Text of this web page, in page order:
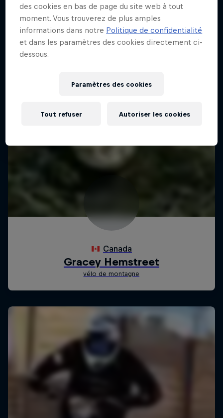
des cookies en bas de page du site web à tout
moment. Vous trouverez de plus amples
informations dans notre Politique de confidentialité
et dans les paramètres des cookies directement ci-
dessous.
Paramètres des cookies
Tout refuser Autoriser les cookies